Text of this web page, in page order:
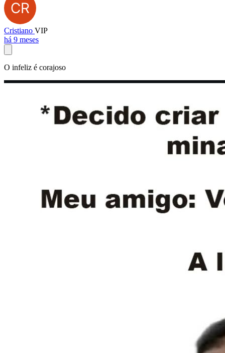
Cristiano VIP
há 9 meses
O infeliz é corajoso